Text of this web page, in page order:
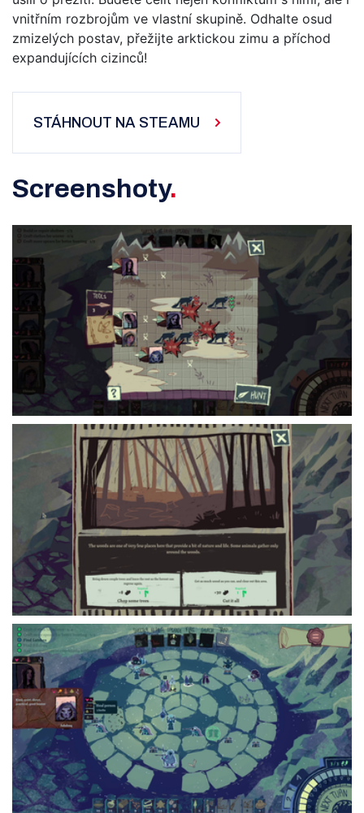
vnitřním rozbrojům ve vlastní skupině. Odhalte osud
zmizelých postav, přežijte arktickou zimu a příchod
expandujících cizinců!
STÁHNOUT NA STEAMU
Screenshoty